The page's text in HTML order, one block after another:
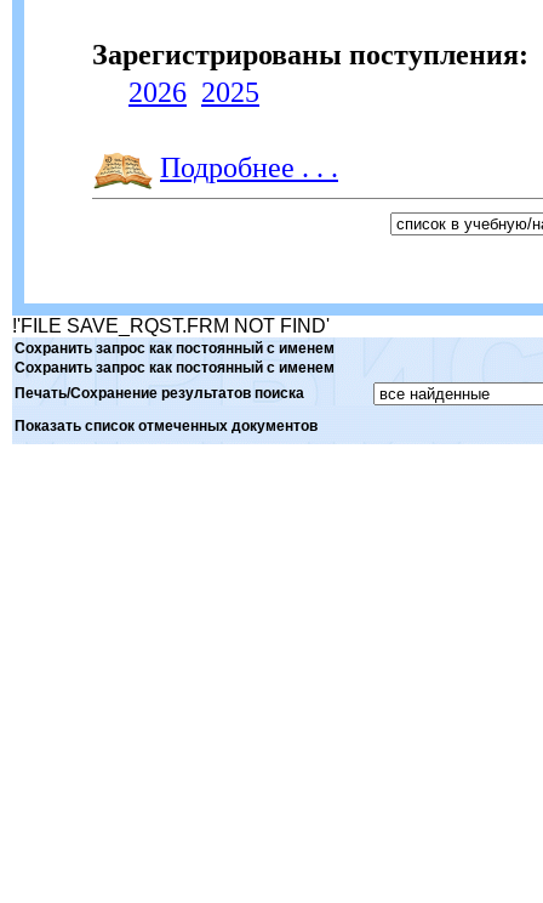
Зарегистрированы поступления:
2026 2025
Подробнее . . .
!'FILE SAVE_RQST.FRM NOT FIND'
Сохранить запрос как постоянный с именем
Сохранить запрос как постоянный с именем
Печать/Сохранение результатов поиска
Показать список отмеченных документов